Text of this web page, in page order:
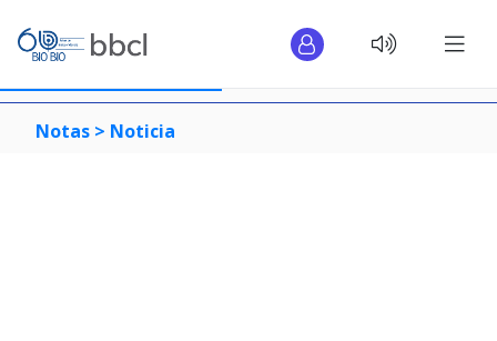
Notas > Noticia